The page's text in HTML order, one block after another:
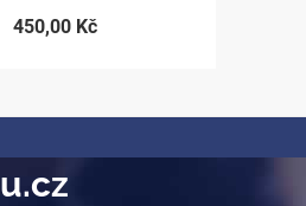
450,00 Kč